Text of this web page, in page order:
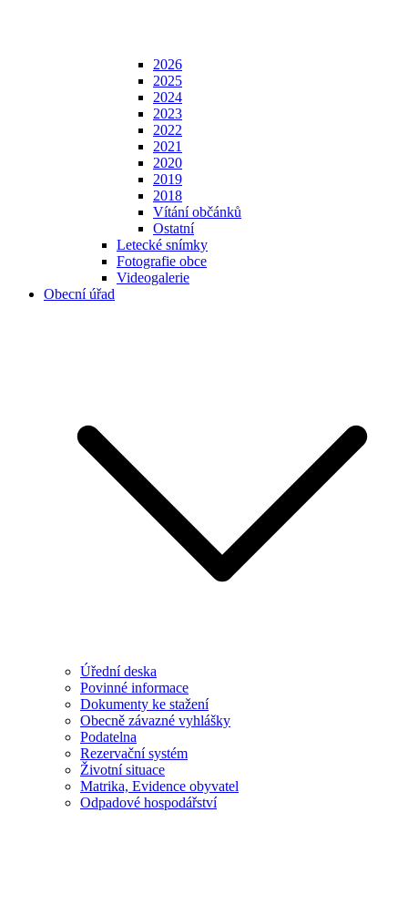
2026
2025
2024
2023
2022
2021
2020
2019
2018
Vítání občánků
Ostatní
Letecké snímky
Fotografie obce
Videogalerie
Obecní úřad
Úřední deska
Povinné informace
Dokumenty ke stažení
Obecně závazné vyhlášky
Podatelna
Rezervační systém
Životní situace
Matrika, Evidence obyvatel
Odpadové hospodářství